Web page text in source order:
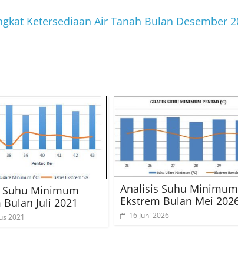
Ketersediaan Air Tanah Bulan Desember
Minimum
Bulan Juli 2021
2021
Analisis Suhu Minimum
Ekstrem Bulan Mei
16 Juni 2026